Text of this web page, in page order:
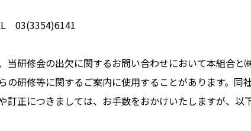
03(3354)6141
研修会の出欠に関するお問い合わせにおいて本組合と
の研修等に関するご案内に使用することがあります。同
訂正につきましては、お手数をおかけいたしますが、以